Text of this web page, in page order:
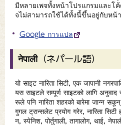
มีหลายเพจทั้งหน้าโปรแกรมและโ
จไม่สามารถใช้ได้ทั้งนี้ขึ้นอยู่กับหน้า
Google การแปล
नेपाली（ネパール語）
यो साइट नारिता सिटी, एक जापानी
यस साइटले सम्पूर्ण साइटको लागि अनुवाद
रूले पनि नारिता शहरको बारेमा जान्न
गुगल ट्रान्सलेट प्रयोग गरेर, नारिता सिटी
न, स्पेनिश, पोर्तुगाली, तागालोग, थाई,